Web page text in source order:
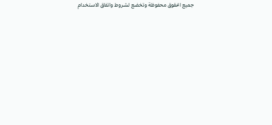
جميع الحقوق محفوظة وتخضع لشروط واتفاق الاستخدام